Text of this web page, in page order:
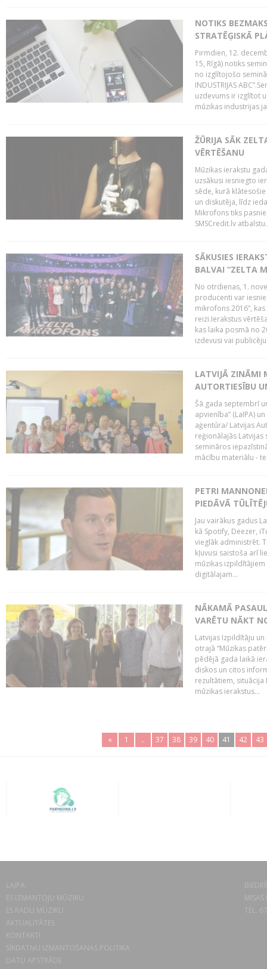
NOTIKS
STRATĒĢISKĀ
Pirmdien, 12.
15, Rīgā) notiks
no izglītojošo
INDUSTRIJAS
uzdevums ir izglītot
mūzikas industrijas
ŽŪRIJA SĀK
VĒRTĒŠANU
Mūzikas ierakstu
uzsākusi iesniegto
sēde, kurā
un diskutēja, līdz
Mikrofons tiks
SMSCredit.lv
SĀKUSIES
BALVAI “ZELTA
No otrdienas, 1.
producenti var
mikrofons 2016”,
reizi.Ierakstus
kas laika posmā no
izdevusi vai
LATVIJĀ ZINĀMI
AUTORTIESĪBU
Šā gada septembrī
apvienība” (LaIPA)
aģentūra/ Latvijas
reģionālajās
semināros
mācību materiālu -
PETRI
PIEDĀVĀ
Jau vairākus gadus
kā Spotify, Deezer,
vieglāk administrēt.
kļuvusi saistoša arī
mūzikas
digitālajam...
NĀKAMĀ
VARĒTU NĀKT
Latvijas Izpildītāju
otrajā “Mūzikas
pēdējā gada laikā
diskos un citos
rezultātiem, situācija
mūzikas ierakstus...
« 1 .. 37 38 39 40 41 42 43
LAIPA
ES IZMANTOJU MŪZIKU
ES RADU MŪZIKU
AKTUALITĀTES
KONTAKTI
SĪKDATŅU IZMANTOŠANAS POLITIKA
DATU APSTRĀDE
TEL.